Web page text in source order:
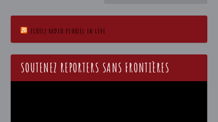
ECOTEZ RADIO PLURIEL EN LIVE
SOUTENEZ REPORTERS SANS FRONTIÈRES